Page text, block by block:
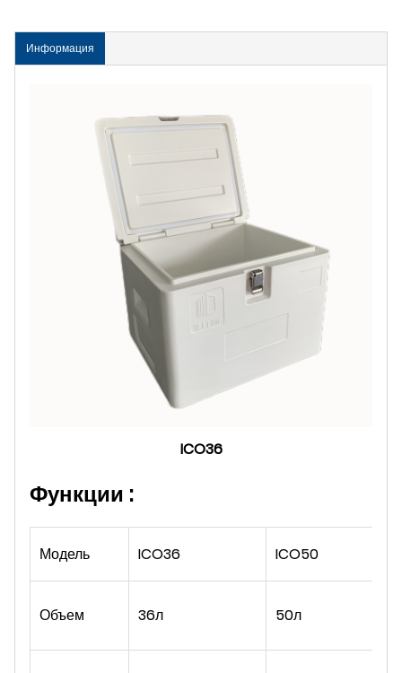
Информация
ICO36
Функции :
Модель ICO36 ICO50
Объем 36л 50л